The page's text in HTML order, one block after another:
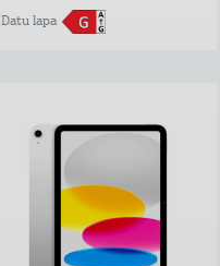
Datu lapa